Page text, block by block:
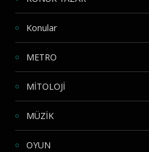
Konular
METRO
MİTOLOJİ
MÜZİK
OYUN